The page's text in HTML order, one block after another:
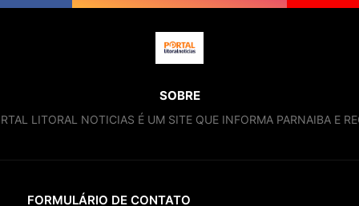
SOBRE
LITORAL NOTICIAS É UM SITE QUE INFORMA PARNAIBA E
FORMULÁRIO DE CONTATO